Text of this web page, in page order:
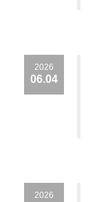
2026
06.04
2026